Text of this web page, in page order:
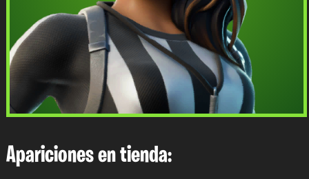
Apariciones en tienda: